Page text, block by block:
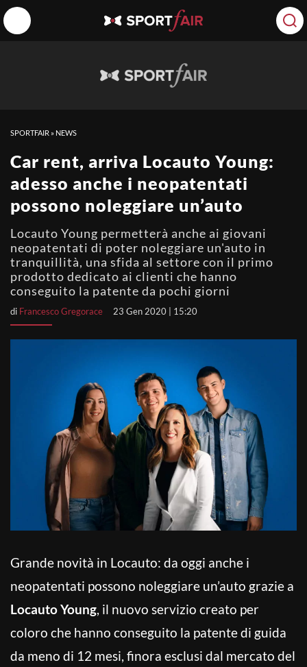
SPORTFAIR » NEWS
Car rent, arriva Locauto Young:
adesso anche i neopatentati
possono noleggiare un’auto
Locauto Young permetterà anche ai giovani
neopatentati di poter noleggiare un'auto in
tranquillità, una sfida al settore con il primo
prodotto dedicato ai clienti che hanno
conseguito la patente da pochi giorni
di Francesco Gregorace 23 Gen 2020 | 15:20
Grande novità in Locauto: da oggi anche i
neopatentati possono noleggiare un’auto grazie a
Locauto Young, il nuovo servizio creato per
coloro che hanno conseguito la patente di guida
da meno di 12 mesi, finora esclusi dal mercato del